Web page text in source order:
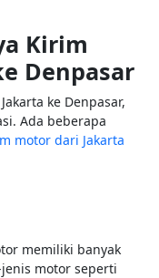
Kirim
Denpasar
ke Denpasar,
Ada beberapa
motor dari Jakarta
memiliki banyak
motor seperti